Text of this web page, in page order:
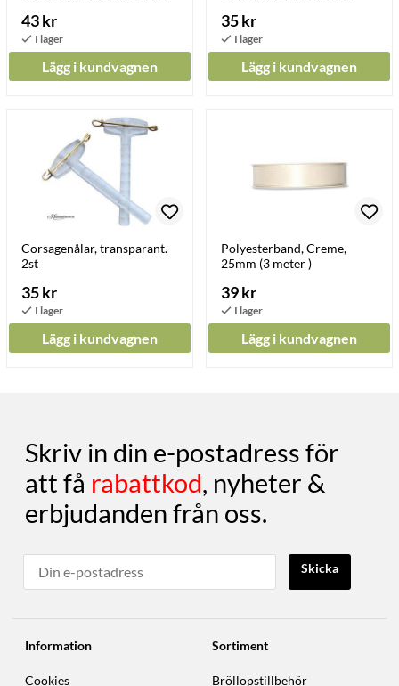
43 kr
Lägg i kundvagnen
35 kr
Lägg i kundvagnen
Corsagenålar, transparant.
2st
35 kr
Lägg i kundvagnen
Polyesterband, Creme,
25mm (3 meter )
39 kr
Lägg i kundvagnen
Skriv in din e-postadress för
att få rabattkod, nyheter &
erbjudanden från oss.
Skicka
Information
Cookies
Sortiment
Bröllopstillbehör